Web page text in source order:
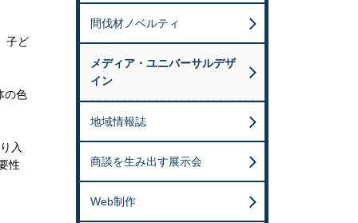
子ど
の色
入
性
間伐材ノベルティ
メディア・ユニバーサルデザ
イン
地域情報誌
商談を生み出す展示会
Web制作